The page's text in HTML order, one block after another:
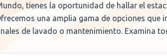
tienes la oportunidad de hallar el
una amplia gama de opciones que
de lavado o mantenimiento. Examina